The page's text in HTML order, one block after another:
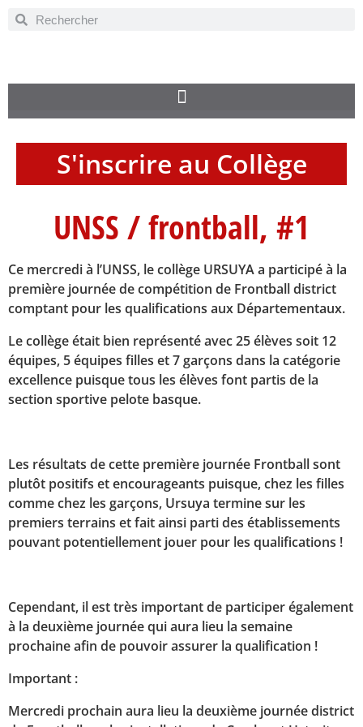
S'inscrire au Collège
UNSS / frontball, #1
Ce mercredi à l’UNSS, le collège URSUYA a participé à la
première journée de compétition de Frontball district
comptant pour les qualifications aux Départementaux.
Le collège était bien représenté avec 25 élèves soit 12
équipes, 5 équipes filles et 7 garçons dans la catégorie
excellence puisque tous les élèves font partis de la
section sportive pelote basque.
Les résultats de cette première journée Frontball sont
plutôt positifs et encourageants puisque, chez les filles
comme chez les garçons, Ursuya termine sur les
premiers terrains et fait ainsi parti des établissements
pouvant potentiellement jouer pour les qualifications !
Cependant, il est très important de participer également
à la deuxième journée qui aura lieu la semaine
prochaine afin de pouvoir assurer la qualification !
Important :
Mercredi prochain aura lieu la deuxième journée district